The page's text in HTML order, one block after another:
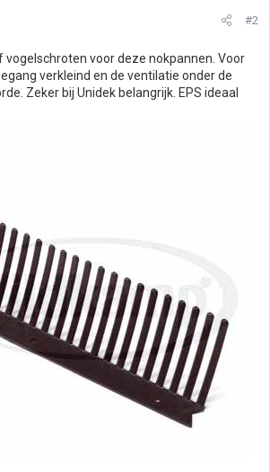
#2
vogelschroten voor deze nokpannen. Voor
verkleind en de ventilatie onder de
Zeker bij Unidek belangrijk. EPS ideaal